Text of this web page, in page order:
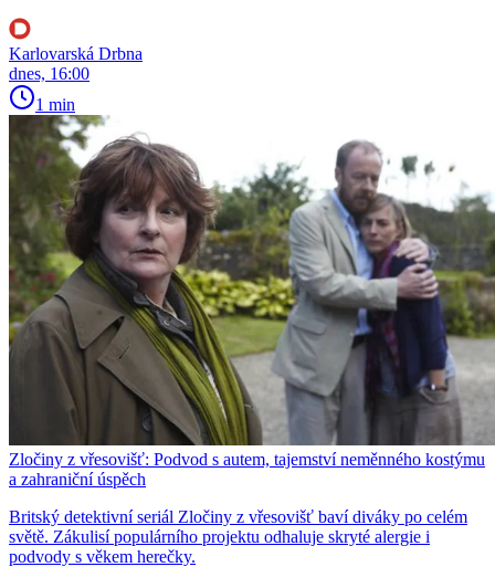
Karlovarská Drbna
dnes, 16:00
1 min
Zločiny z vřesovišť: Podvod s autem, tajemství neměnného kostýmu
a zahraniční úspěch
Britský detektivní seriál Zločiny z vřesovišť baví diváky po celém
světě. Zákulisí populárního projektu odhaluje skryté alergie i
podvody s věkem herečky.